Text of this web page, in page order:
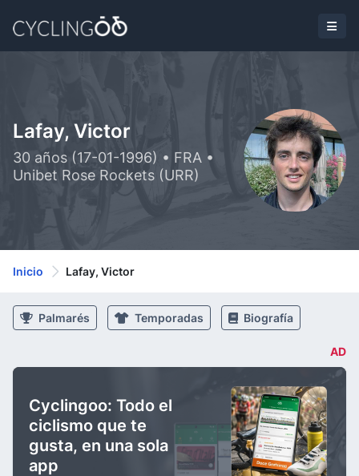
Lafay, Victor
30 años (17-01-1996) • FRA •
Unibet Rose Rockets (URR)
Inicio Lafay, Victor
Palmarés Temporadas Biografía
AD
Cyclingoo: Todo el
ciclismo que te
gusta, en una sola
app